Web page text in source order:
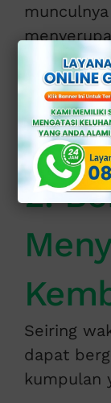
gelap.
Benjolan
sehingga
2.
Seiring
dapat
kumpulan